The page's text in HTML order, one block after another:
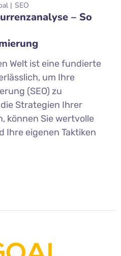
SEO
– So
Welt ist eine fundierte
um Ihre
(SEO) zu
Strategien Ihrer
können Sie wertvolle
Ihre eigenen Taktiken